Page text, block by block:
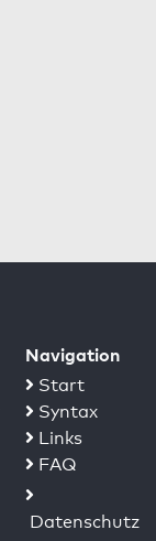
Navigation
Start
Syntax
Links
FAQ
Datenschutz